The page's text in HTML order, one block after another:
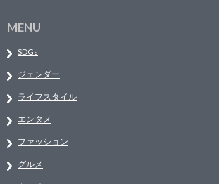
MENU
SDGs
ジェンダー
ライフスタイル
エンタメ
ファッション
グルメ